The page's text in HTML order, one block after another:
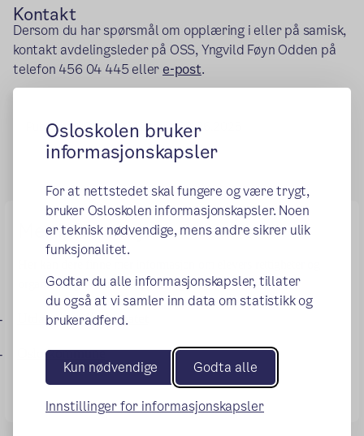
Osloskolen bruker
informasjonskapsler
For at nettstedet skal fungere og være trygt,
bruker Osloskolen informasjonskapsler. Noen
er teknisk nødvendige, mens andre sikrer ulik
funksjonalitet.
Godtar du alle informasjonskapsler, tillater
du også at vi samler inn data om statistikk og
brukeradferd.
Kun nødvendige Godta alle
Innstillinger for informasjonskapsler
Kontakt
Dersom du har spørsmål om opplæring i eller på samisk,
kontakt avdelingsleder på OSS, Yngvild Føyn Odden på
telefon 456 04 445 ellere-post.
Publisert:08.03.2021 Endret:03.06.2025
Mer informasjon
organisering av samisk opplæring:
Utdanningsdirektoratet
Oslo kommune